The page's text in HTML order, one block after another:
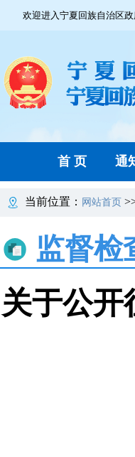
欢迎进入宁夏回族自治区
首 页 通
当前位置： 网站首页
监督检
关于公开